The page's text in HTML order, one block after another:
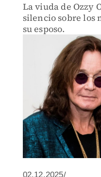
La viuda de Ozzy
silencio sobre los
su esposo.
02.12.2025/